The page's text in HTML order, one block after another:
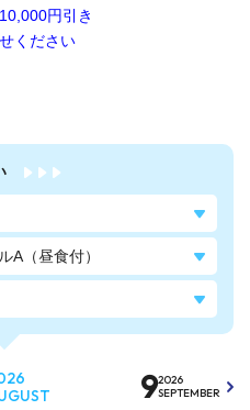
円引き
ください
92026
SEPTEMBER